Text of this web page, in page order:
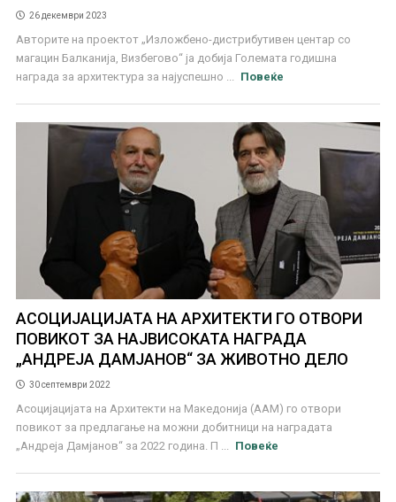
26 декември 2023
Авторите на проектот „Изложбено-дистрибутивен центар со
магацин Балканија, Визбегово“ ја добија Големата годишна
награда за архитектура за најуспешно ...
Повеќе
АСОЦИЈАЦИЈАТА НА АРХИТЕКТИ ГО ОТВОРИ
ПОВИКОТ ЗА НАЈВИСОКАТА НАГРАДА
„АНДРЕЈА ДАМЈАНОВ“ ЗА ЖИВОТНО ДЕЛО
30 септември 2022
Асоцијацијата на Aрхитекти на Македонија (ААМ) го отвори
повикот за предлагање на можни добитници на наградата
„Андреја Дамјанов“ за 2022 година. П ...
Повеќе